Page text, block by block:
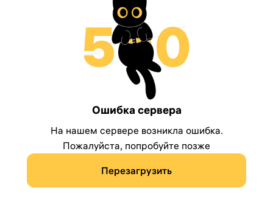
Ошибка сервера
На нашем сервере возникла ошибка.
Пожалуйста, попробуйте позже
Перезагрузить